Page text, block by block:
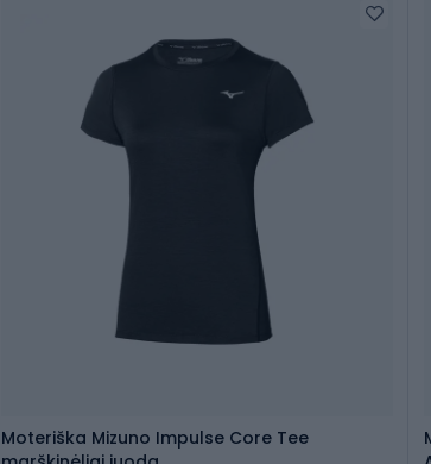
Moteriška Mizuno Impulse Core Tee